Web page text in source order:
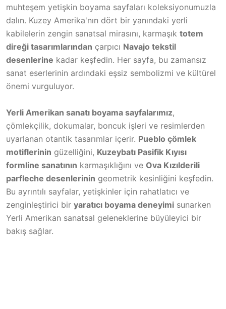
muhteşem yetişkin boyama sayfaları koleksiyonumuzla
dalın. Kuzey Amerika'nın dört bir yanındaki yerli
kabilelerin zengin sanatsal mirasını, karmaşık totem
direği tasarımlarından çarpıcı Navajo tekstil
desenlerine kadar keşfedin. Her sayfa, bu zamansız
sanat eserlerinin ardındaki eşsiz sembolizmi ve kültürel
önemi vurguluyor.
Yerli Amerikan sanatı boyama sayfalarımız,
çömlekçilik, dokumalar, boncuk işleri ve resimlerden
uyarlanan otantik tasarımlar içerir. Pueblo çömlek
motiflerinin güzelliğini, Kuzeybatı Pasifik Kıyısı
formline sanatının karmaşıklığını ve Ova Kızılderili
parfleche desenlerinin geometrik kesinliğini keşfedin.
Bu ayrıntılı sayfalar, yetişkinler için rahatlatıcı ve
zenginleştirici bir yaratıcı boyama deneyimi sunarken
Yerli Amerikan sanatsal geleneklerine büyüleyici bir
bakış sağlar.